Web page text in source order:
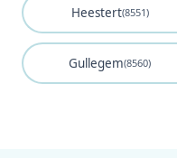
Heestert(8551)
Gullegem(8560)